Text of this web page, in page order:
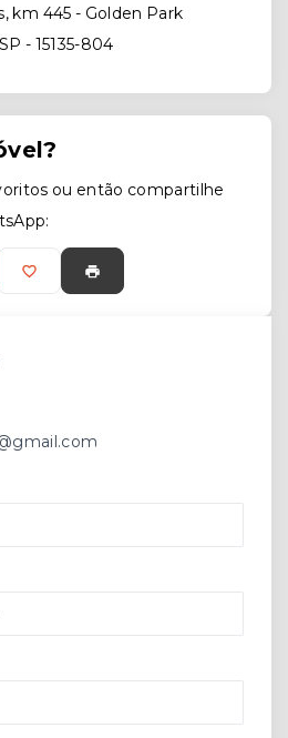
km 445 - Golden Park
- 15135-804
ou então compartilhe